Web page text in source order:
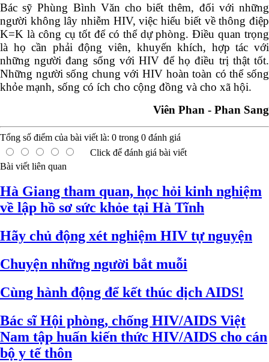
Bác sỹ Phùng Bình Văn cho biết thêm, đối với những
người không lây nhiễm HIV, việc hiểu biết về thông điệp
K=K là công cụ tốt để có thể dự phòng. Điều quan trọng
là họ cần phải động viên, khuyến khích, hợp tác với
những người đang sống với HIV để họ điều trị thật tốt.
Những người sống chung với HIV hoàn toàn có thể sống
khỏe mạnh, sống có ích cho cộng đồng và cho xã hội.
Viên Phan - Phan Sang
Tổng số điểm của bài viết là: 0 trong 0 đánh giá
Click để đánh giá bài viết
Bài viết liên quan
Hà Giang tham quan, học hỏi kinh nghiệm
về lập hồ sơ sức khỏe tại Hà Tĩnh
Hãy chủ động xét nghiệm HIV tự nguyện
Chuyện những người bắt muỗi
Cùng hành động để kết thúc dịch AIDS!
Bác sĩ Hội phòng, chống HIV/AIDS Việt
Nam tập huấn kiến thức HIV/AIDS cho cán
bộ y tế thôn